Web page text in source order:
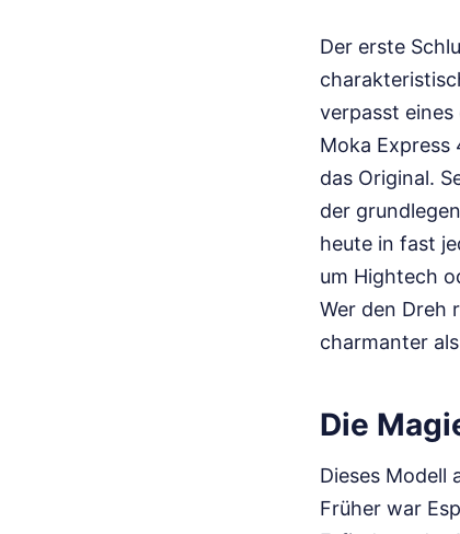
Der erste
verpasst
Moka Express
das Original.
der
heute in fast
um Hightech
Wer den Dreh
charmanter
Die
Dieses Modell
Früher war